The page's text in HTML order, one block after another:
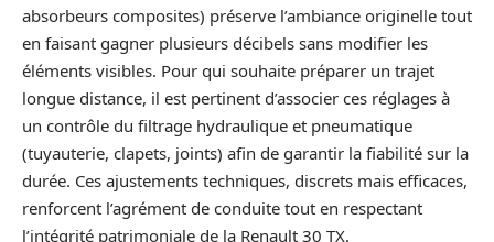
absorbeurs composites) préserve l’ambiance originelle tout
en faisant gagner plusieurs décibels sans modifier les
éléments visibles. Pour qui souhaite préparer un trajet
longue distance, il est pertinent d’associer ces réglages à
un contrôle du filtrage hydraulique et pneumatique
(tuyauterie, clapets, joints) afin de garantir la fiabilité sur la
durée. Ces ajustements techniques, discrets mais efficaces,
renforcent l’agrément de conduite tout en respectant
l’intégrité patrimoniale de la Renault 30 TX.